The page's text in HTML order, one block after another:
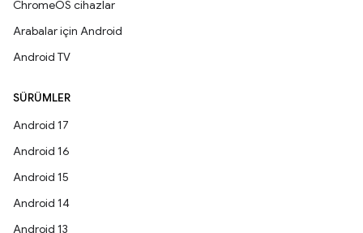
ChromeOS cihazlar
Arabalar için Android
Android TV
SÜRÜMLER
Android 17
Android 16
Android 15
Android 14
Android 13